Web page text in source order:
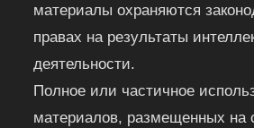
материалы охраняются
правах на результаты
деятельности.
Полное или частичное
материалов, размещенных на